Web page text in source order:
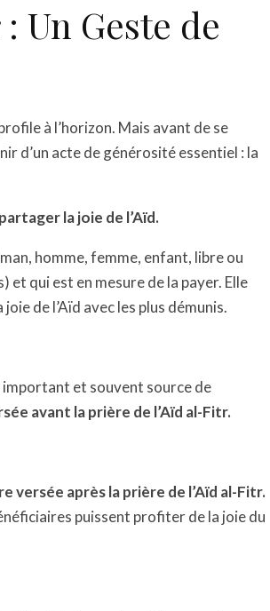
Un Geste de
à l’horizon. Mais avant de se
d’un acte de générosité essentiel : la
la joie de l’Aïd.
homme, femme, enfant, libre ou
et qui est en mesure de la payer. Elle
de l’Aïd avec les plus démunis.
important et souvent source de
avant la prière de l’Aïd al-Fitr.
versée après la prière de l’Aïd al-Fitr.
puissent profiter de la joie du